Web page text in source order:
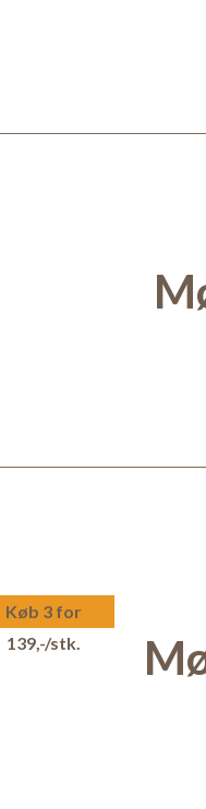
Køb 3 for
139,-/stk.